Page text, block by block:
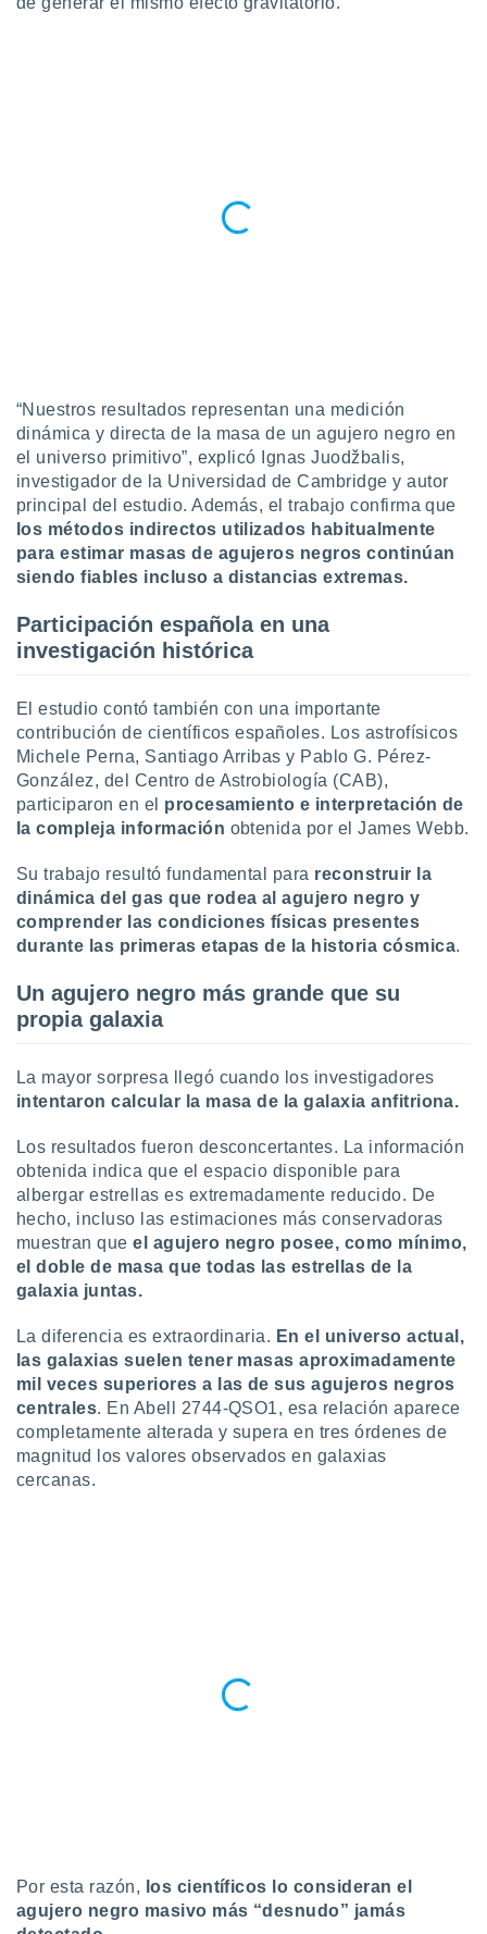
perfiles
de
de
uso de
con el
e
publicidad
publicidad
de
1199
“Nuestros resultados representan una medición
dinámica y directa de la masa de un agujero negro en
el universo primitivo”, explicó Ignas Juodžbalis,
investigador de la Universidad de Cambridge y autor
principal del estudio. Además, el trabajo confirma que
los métodos indirectos utilizados habitualmente
para estimar masas de agujeros negros continúan
siendo fiables incluso a distancias extremas.
Participación española en una
investigación histórica
El estudio contó también con una importante
contribución de científicos españoles. Los astrofísicos
Michele Perna, Santiago Arribas y Pablo G. Pérez-
González, del Centro de Astrobiología (CAB),
participaron en el procesamiento e interpretación de
la compleja información obtenida por el James Webb.
Su trabajo resultó fundamental para reconstruir la
dinámica del gas que rodea al agujero negro y
comprender las condiciones físicas presentes
durante las primeras etapas de la historia cósmica.
Un agujero negro más grande que su
propia galaxia
La mayor sorpresa llegó cuando los investigadores
intentaron calcular la masa de la galaxia anfitriona.
Los resultados fueron desconcertantes. La información
obtenida indica que el espacio disponible para
albergar estrellas es extremadamente reducido. De
hecho, incluso las estimaciones más conservadoras
muestran queel agujero negro posee, como mínimo,
el doble de masa que todas las estrellas de la
galaxia juntas.
La diferencia es extraordinaria. En el universo actual,
las galaxias suelen tener masas aproximadamente
mil veces superiores a las de sus agujeros negros
centrales. En Abell 2744-QSO1, esa relación aparece
completamente alterada y supera en tres órdenes de
magnitud los valores observados en galaxias
cercanas.
Por esta razón, los científicos lo consideran el
agujero negro masivo más “desnudo” jamás